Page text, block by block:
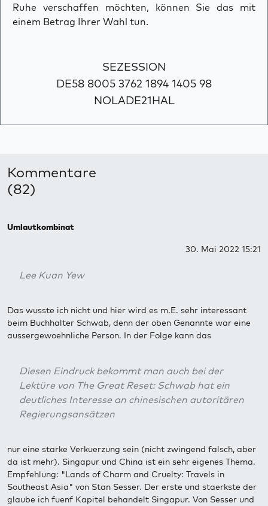
Ruhe verschaffen möchten, können Sie das mit
einem Betrag Ihrer Wahl tun.
SEZESSION
DE58 8005 3762 1894 1405 98
NOLADE21HAL
Kommentare
(82)
Umlautkombinat
30. Mai 2022 15:21
Lee Kuan Yew
Das wusste ich nicht und hier wird es m.E. sehr interessant
beim Buchhalter Schwab, denn der oben Genannte war eine
aussergewoehnliche Person. In der Folge kann das
Diesen Eindruck bekommt man auch bei der
Lektüre von The Great Reset: Schwab hat ein
deutliches Interesse an chinesischen autoritären
Regierungsansätzen
nur eine starke Verkuerzung sein (nicht zwingend falsch, aber
da ist mehr). Singapur und China ist ein sehr eigenes Thema.
Empfehlung: "Lands of Charm and Cruelty: Travels in
Southeast Asia" von Stan Sesser. Der erste und staerkste der
glaube ich fuenf Kapitel behandelt Singapur. Von Sesser und